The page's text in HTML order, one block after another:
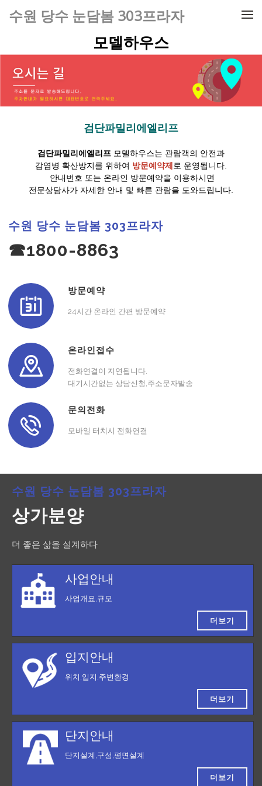
메뉴 건너뛰기
수원 당수 눈담봄 303프라자
모델하우스
검단파밀리에엘리프
검단파밀리에엘리프 모델하우스는 관람객의 안전과
감염병 확산방지를 위하여 방문예약제 로 운영됩니다.
안내번호 또는 온라인 방문예약을 이용하시면
전문상담사가 자세한 안내 및 빠른 관람을 도와드립니다.
수원 당수 눈담봄 303프라자
☎1800-8863
방문예약
24시간 온라인 간편 방문예약
온라인접수
전화연결이 지연됩니다.
대기시간없는 상담신청,주소문자발송
문의전화
모바일 터치시 전화연결
수원 당수 눈담봄 303프라자
상가분양
더 좋은 삶을 설계하다
사업안내
사업개요,규모
더보기
입지안내
위치,입지,주변환경
더보기
단지안내
단지설계,구성,평면설계
더보기